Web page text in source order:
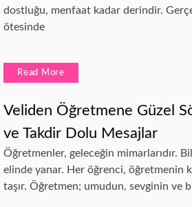
dostluğu, menfaat kadar derindir.
ötesinde
Read More
Veliden Öğretmene Güzel
ve Takdir Dolu Mesajlar
Öğretmenler, geleceğin mimarlarıdır.
elinde yanar. Her öğrenci, öğretmenin
taşır. Öğretmen; umudun, sevginin ve